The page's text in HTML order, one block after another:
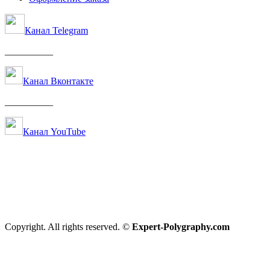
Канал Telegram
Канал Вконтакте
Канал YouTube
Copyright. All rights reserved. © Expert-Polygraphy.com